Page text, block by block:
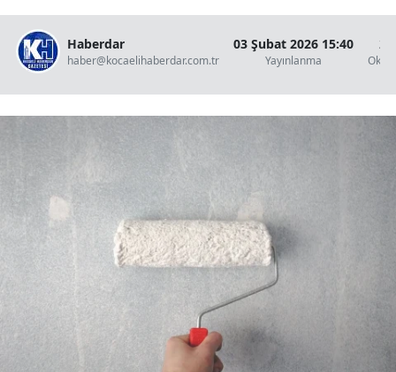
Haberdar
haber@kocaelihaberdar.com.tr
03 Şubat 2026 15:40
Yayınlanma
2